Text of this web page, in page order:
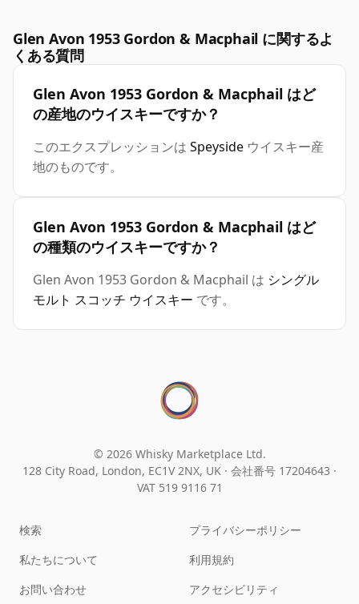
Glen Avon 1953 Gordon & Macphail に関するよ
くある質問
Glen Avon 1953 Gordon & Macphail はど
の産地のウイスキーですか？
このエクスプレッションは Speyside ウイスキー産
地のものです。
Glen Avon 1953 Gordon & Macphail はど
の種類のウイスキーですか？
Glen Avon 1953 Gordon & Macphail は シングル
モルト スコッチ ウイスキー です。
© 2026 Whisky Marketplace Ltd.
128 City Road, London, EC1V 2NX, UK · 会社番号 17204643 ·
VAT 519 9116 71
検索
私たちについて
お問い合わせ
プライバシーポリシー
利用規約
アクセシビリティ